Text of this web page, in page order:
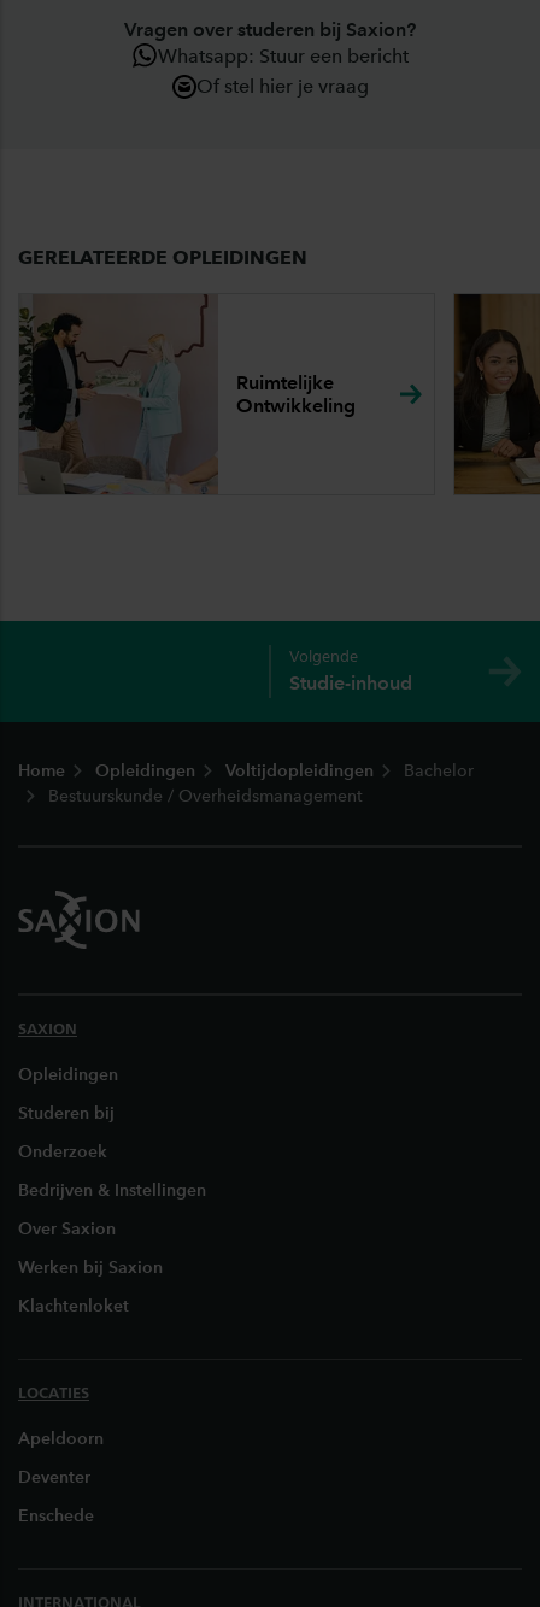
Vragen over studeren bij Saxion?
Whatsapp: Stuur een bericht
Of stel hier je vraag
GERELATEERDE OPLEIDINGEN
Ruimtelijke
Ontwikkeling
Volgende
Studie-inhoud
Home Opleidingen Voltijdopleidingen
Bachelor
Bestuurskunde / Overheidsmanagement
SAXION
Opleidingen
Studeren bij
Onderzoek
Bedrijven & Instellingen
Over Saxion
Werken bij Saxion
Klachtenloket
LOCATIES
Apeldoorn
Deventer
Enschede
INTERNATIONAL